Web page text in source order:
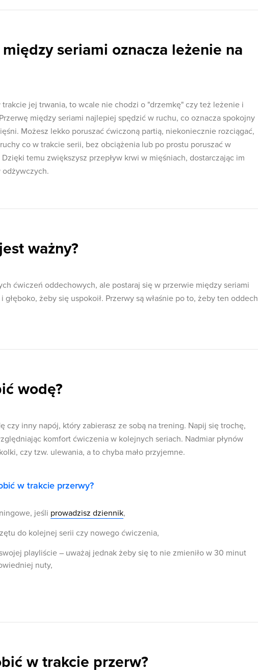
seriami oznacza leżenie na
trakcie jej trwania, to wcale nie chodzi o "drzemkę" czy też leżenie i
między seriami najlepiej spędzić w ruchu, co oznacza spokojny
Możesz lekko poruszać ćwiczoną partią, niekoniecznie rozciągać,
co w trakcie serii, bez obciążenia lub po prostu poruszać w
temu zwiększysz przepływ krwi w mięśniach, dostarczając im
odżywczych.
ważny?
ćwiczeń oddechowych, ale postaraj się w przerwie między seriami
żeby się uspokoił. Przerwy są właśnie po to, żeby ten oddech
wodę?
czy inny napój, który zabierasz ze sobą na trening. Napij się trochę,
komfort ćwiczenia w kolejnych seriach. Nadmiar płynów
czy tzw. ulewania, a to chyba mało przyjemne.
w trakcie przerwy?
jeśli prowadzisz dziennik,
do kolejnej serii czy nowego ćwiczenia,
playliście – uważaj jednak żeby się to nie zmieniło w 30 minut
nuty,
w trakcie przerw?